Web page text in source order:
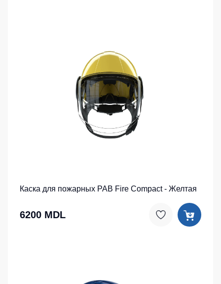
Каска для пожарных PAB Fire Compact - Желтая
6200 MDL